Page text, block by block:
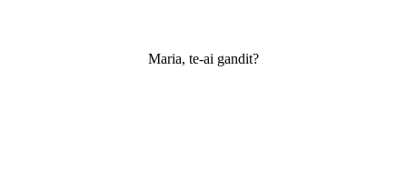
Maria, te-ai gandit?